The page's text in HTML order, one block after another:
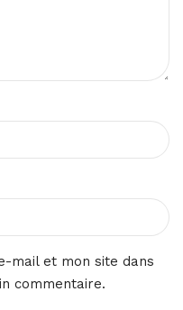
mail et mon site dans
commentaire.